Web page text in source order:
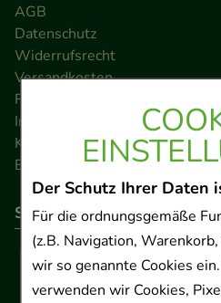
Der Schutz Ihrer Daten
Für die ordnungsgemäße
(z.B. Navigation,
wir so genannte Cookies
verwenden wir Cookies,
AGB
Datenschutz
Widerrufsrecht
Versandkosten
FAQ
Impressum
Kontakt
Barrierefreiheitserklärung
So können Sie bezahlen